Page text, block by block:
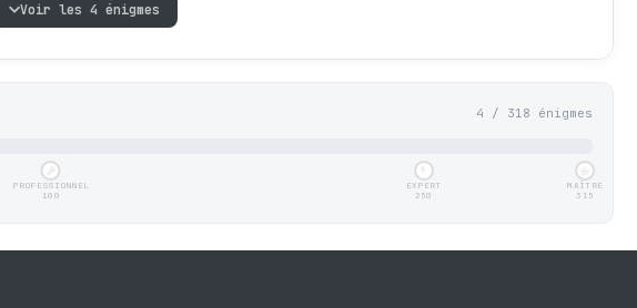
Voir les 4 énigmes
4 / 318 énigmes
PROFESSIONNEL
100
EXPERT
250
MAÎTRE
315